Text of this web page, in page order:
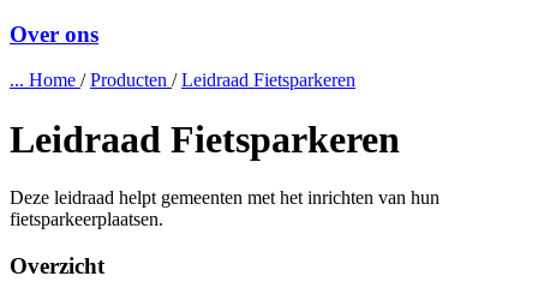
Over ons
... Home /Producten /Leidraad Fietsparkeren
Leidraad Fietsparkeren
Deze leidraad helpt gemeenten met het inrichten van hun
fietsparkeerplaatsen.
Overzicht